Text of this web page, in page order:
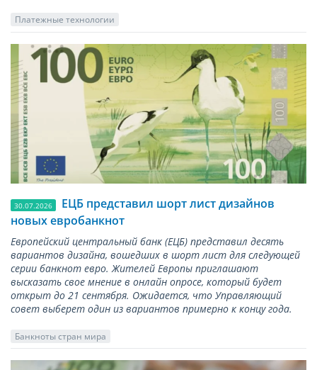
Платежные технологии
30.07.2026
ЕЦБ представил шорт лист дизайнов
новых евробанкнот
Европейский центральный банк (ЕЦБ) представил десять
вариантов дизайна, вошедших в шорт лист для следующей
серии банкнот евро. Жителей Европы приглашают
высказать свое мнение в онлайн опросе, который будет
открыт до 21 сентября. Ожидается, что Управляющий
совет выберет один из вариантов примерно к концу года.
Банкноты стран мира